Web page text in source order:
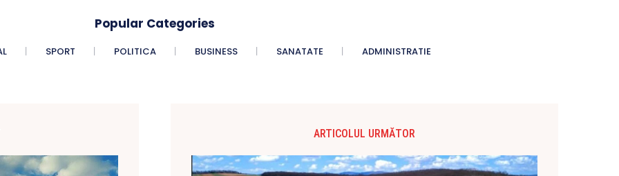
Popular Categories
SPORT POLITICA BUSINESS SANATATE ADMINISTRATIE
ARTICOLUL URMĂTOR